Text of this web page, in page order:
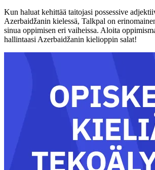
Kun haluat kehittää taitojasi possessive
Azerbaidžanin kielessä, Talkpal on
sinua oppimisen eri vaiheissa. Aloita
hallintaasi Azerbaidžanin kielioppin salat!